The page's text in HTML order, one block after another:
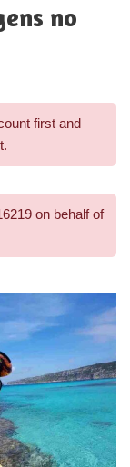
no
first and
on behalf of